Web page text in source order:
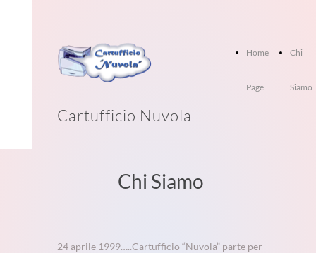
Cartufficio Nuvola
Home
Page
Chi
Siamo
Chi Siamo
24 aprile 1999…..Cartufficio “Nuvola” parte per